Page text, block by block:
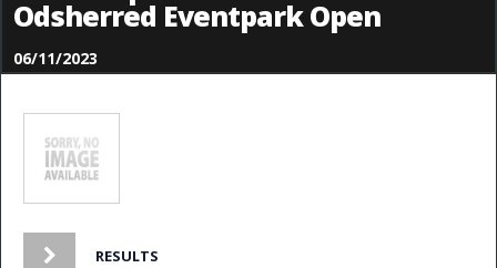
Odsherred Eventpark Open
06/11/2023
RESULTS